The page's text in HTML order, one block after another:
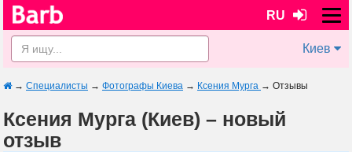
RU
Киев
→ Специалисты → Фотографы Киева → Ксения Мурга → Отзывы
Ксения Мурга (Киев) – новый
отзыв